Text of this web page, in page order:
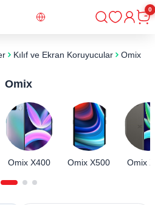
Giriş
0
Kılıf ve Ekran Koruyucular Omix
Omix
Omix X400 Omix X500 Omix